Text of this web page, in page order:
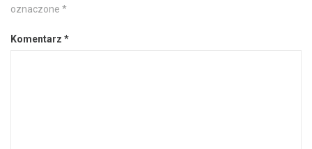
oznaczone *
Komentarz *